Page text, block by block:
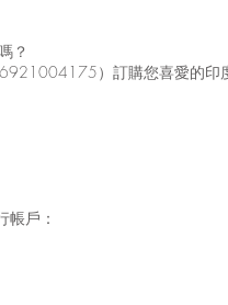
？
）訂購您喜愛的
戶：